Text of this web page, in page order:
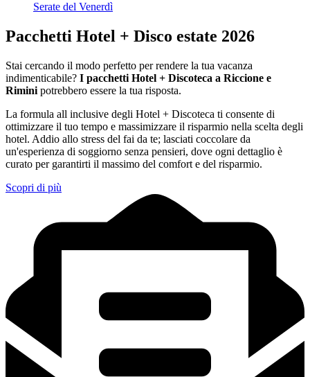
Serate del Venerdì
Pacchetti Hotel + Disco estate 2026
Stai cercando il modo perfetto per rendere la tua vacanza
indimenticabile? I pacchetti Hotel + Discoteca a Riccione e
Rimini potrebbero essere la tua risposta.
La formula all inclusive degli Hotel + Discoteca ti consente di
ottimizzare il tuo tempo e massimizzare il risparmio nella scelta degli
hotel. Addio allo stress del fai da te; lasciati coccolare da
un'esperienza di soggiorno senza pensieri, dove ogni dettaglio è
curato per garantirti il massimo del comfort e del risparmio.
Scopri di più